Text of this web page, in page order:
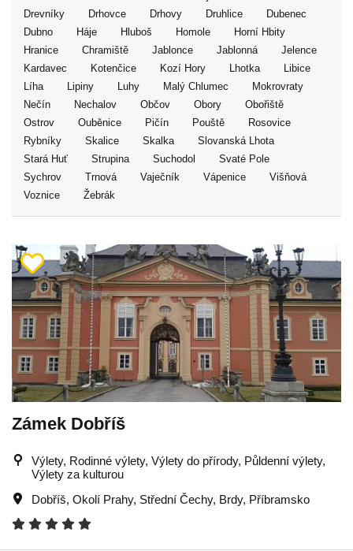
Drevníky
Drhovce Drhovy Druhlice
Dubenec
Dubno
Háje Hluboš Homole
Horní Hbity
Hranice
Chramiště Jablonce Jablonná
Jelence
Kardavec
Kotenčice Kozí Hory Lhotka
Libice
Líha
Lipiny Luhy Malý Chlumec
Mokrovraty
Nečín
Nechalov Občov Obory
Obořiště
Ostrov
Ouběnice Pičín Pouště
Rosovice
Rybníky
Skalice Skalka
Slovanská Lhota
Stará Huť
Strupina Suchodol
Svaté Pole
Sychrov
Trnová Vaječník Vápenice
Višňová
Voznice
Žebrák
Zámek Dobříš
Výlety, Rodinné výlety, Výlety do přírody, Půldenní výlety,
Výlety za kulturou
Dobříš, Okolí Prahy, Střední Čechy, Brdy, Příbramsko